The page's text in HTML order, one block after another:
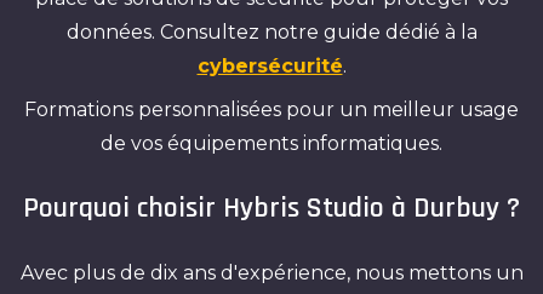
données. Consultez notre guide dédié à la
cybersécurité.
Formations personnalisées pour un meilleur usage
de vos équipements informatiques.
Pourquoi choisir Hybris Studio à Durbuy ?
Avec plus de dix ans d'expérience, nous mettons un